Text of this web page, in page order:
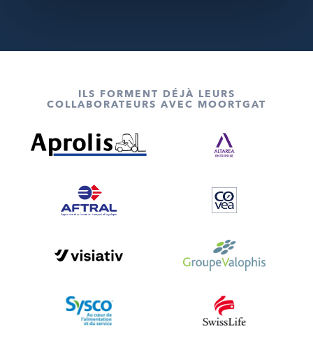
ILS FORMENT DÉJÀ LEURS
COLLABORATEURS AVEC MOORTGAT